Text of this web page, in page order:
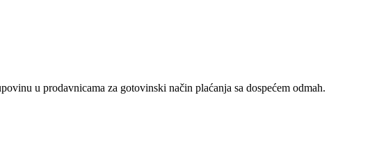
u prodavnicama za gotovinski način plaćanja sa dospećem odmah.